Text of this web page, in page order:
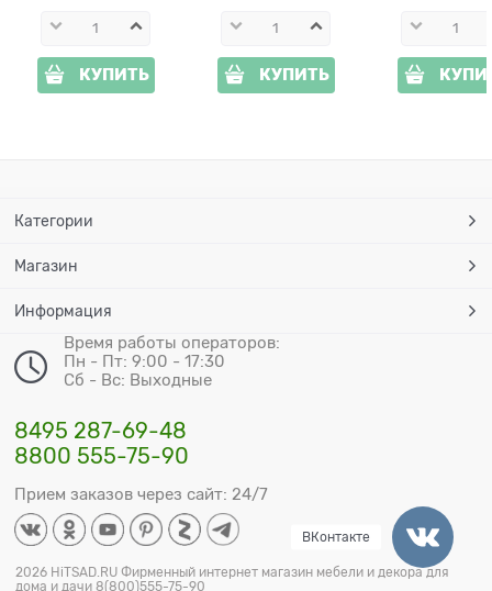
КУПИТЬ КУПИТЬ
Категории
Магазин
Информация
Время работы операторов:
Пн - Пт: 9:00 - 17:30
Сб - Вс: Выходные
8495 287-69-48
8800 555-75-90
Прием заказов через сайт: 24/7
2026 HiTSAD.RU Фирменный интернет магазин мебели и декора для
дома и дачи 8(800)555-75-90
ВКонтакте